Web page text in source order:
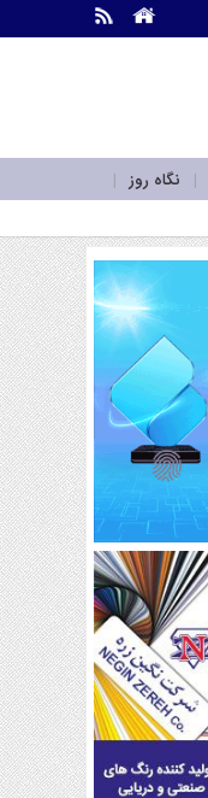
نگاه روز